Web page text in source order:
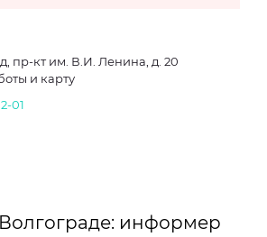
пр-кт им. В.И. Ленина, д. 20
и карту
01
Волгограде: информер